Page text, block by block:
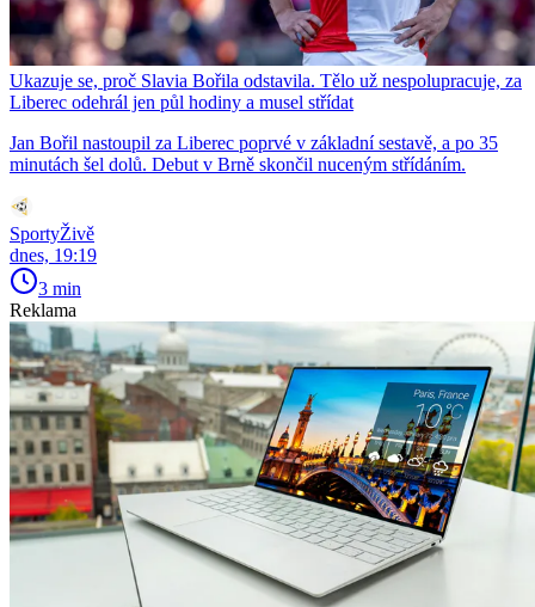
Ukazuje se, proč Slavia Bořila odstavila. Tělo už nespolupracuje, za
Liberec odehrál jen půl hodiny a musel střídat
Jan Bořil nastoupil za Liberec poprvé v základní sestavě, a po 35
minutách šel dolů. Debut v Brně skončil nuceným střídáním.
SportyŽivě
dnes, 19:19
3 min
Reklama